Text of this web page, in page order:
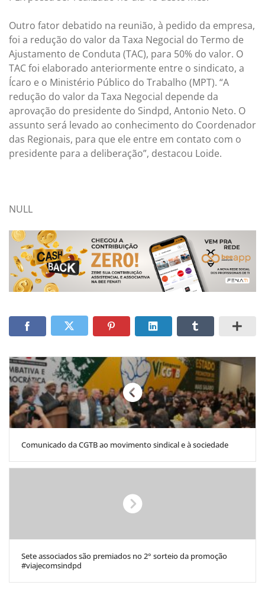
Outro fator debatido na reunião, à pedido da empresa,
foi a redução do valor da Taxa Negocial do Termo de
Ajustamento de Conduta (TAC), para 50% do valor. O
TAC foi elaborado anteriormente entre o sindicato, a
Ícaro e o Ministério Público do Trabalho (MPT). “A
redução do valor da Taxa Negocial depende da
aprovação do presidente do Sindpd, Antonio Neto. O
assunto será levado ao conhecimento do Coordenador
das Regionais, para que ele entre em contato com o
presidente para a deliberação”, destacou Loide.
NULL
Comunicado da CGTB ao movimento sindical e à sociedade
Sete associados são premiados no 2° sorteio da promoção
#viajecomsindpd